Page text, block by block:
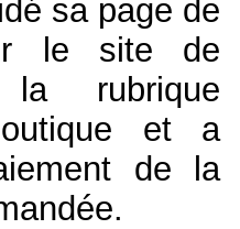
sa page de
le site de
rubrique
et a
de la